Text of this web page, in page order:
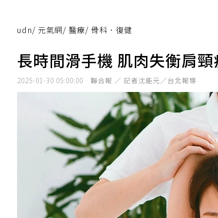
udn/ 元氣網/ 醫療/ 骨科．復健
長時間滑手機 肌肉失衡肩
2025-01-30 05:00:00 聯合報 ／ 記者沈能元／台北報導